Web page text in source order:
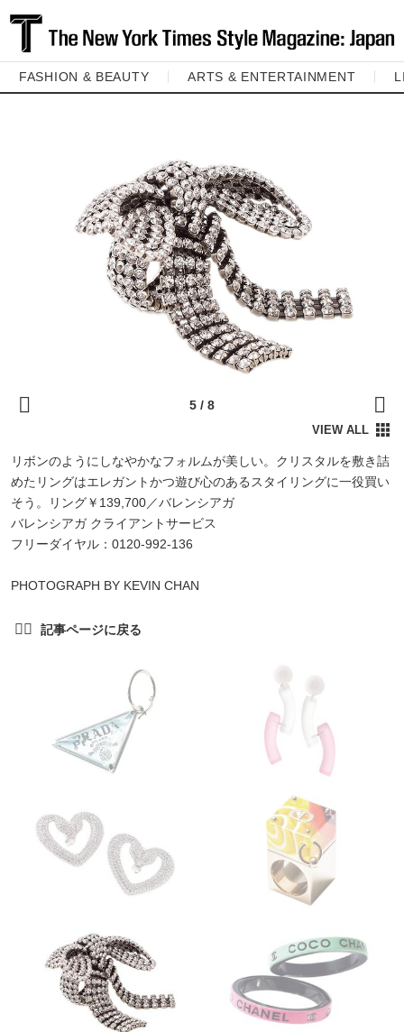
FASHION & BEAUTY ARTS & ENTERTAINMENT
リボンのようにしなやかなフォルムが美しい。クリスタルを敷き詰
めたリングはエレガントかつ遊び心のあるスタイリングに一役買い
そう。リング￥139,700／バレンシアガ
バレンシアガ クライアントサービス
フリーダイヤル：0120-992-136
PHOTOGRAPH BY KEVIN CHAN